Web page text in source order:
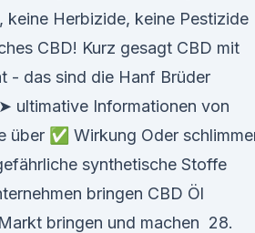
keine Herbizide, keine Pestizide
CBD! Kurz gesagt CBD mit
- das sind die Hanf Brüder
ultimative Informationen von
über ✅ Wirkung Oder
synthetische Stoffe
bringen CBD Öl
bringen und machen 28.